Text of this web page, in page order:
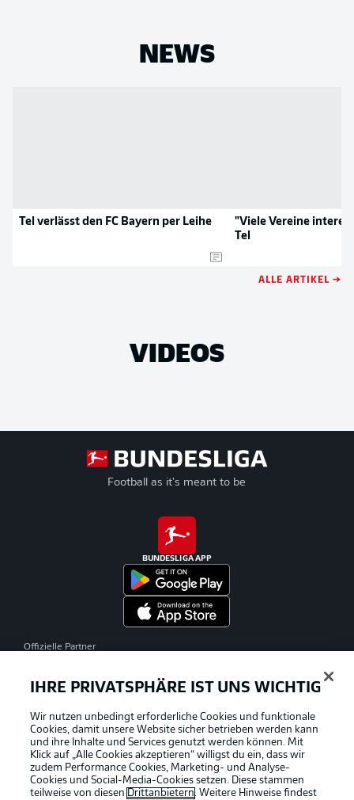
NEWS
Tel verlässt den FC Bayern per Leihe
"Viele Vereine
Tel
ALLE ARTIKEL →
VIDEOS
Football as it's meant to be
BUNDESLIGA APP
Offizielle Partner
IHRE PRIVATSPHÄRE IST UNS WICHTIG
Wir nutzen unbedingt erforderliche Cookies und funktionale
Cookies, damit unsere Website sicher betrieben werden kann
und ihre Inhalte und Services genutzt werden können. Mit
Klick auf „Alle Cookies akzeptieren“ willigst du ein, dass wir
zudem Performance Cookies, Marketing- und Analyse-
Cookies und Social-Media-Cookies setzen. Diese stammen
teilweise von diesen Drittanbietern. Weitere Hinweise findest